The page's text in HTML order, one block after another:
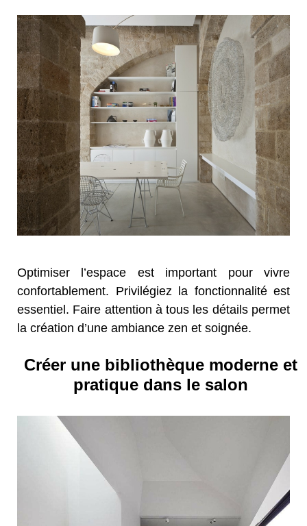
Optimiser l’espace est important pour vivre
confortablement. Privilégiez la fonctionnalité est
essentiel. Faire attention à tous les détails permet
la création d’une ambiance zen et soignée.
Créer une bibliothèque moderne et
pratique dans le salon